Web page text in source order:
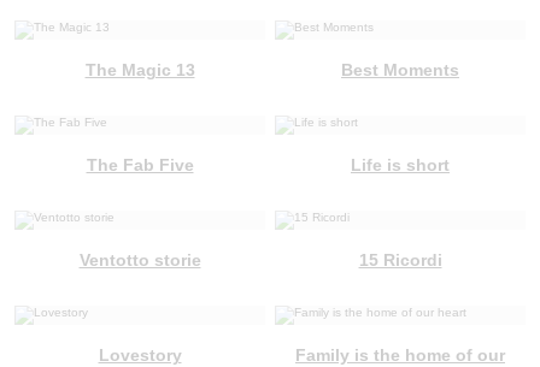
The Magic 13 Best Moments
The Fab Five Life is short
Ventotto storie 15 Ricordi
Lovestory
Family is the home of our